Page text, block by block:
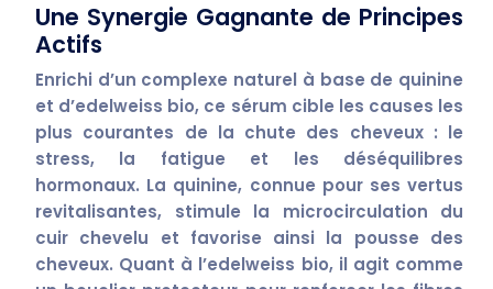
Une Synergie Gagnante de Principes
Actifs
Enrichi d’un complexe naturel à base de quinine
et d’edelweiss bio, ce sérum cible les causes les
plus courantes de la chute des cheveux : le
stress, la fatigue et les déséquilibres
hormonaux. La quinine, connue pour ses vertus
revitalisantes, stimule la microcirculation du
cuir chevelu et favorise ainsi la pousse des
cheveux. Quant à l’edelweiss bio, il agit comme